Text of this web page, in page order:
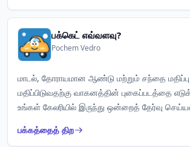
பக்கெட் எவ்வளவு?
Pochem Vedro
மாடல், தோராயமான ஆண்டு மற்றும் சந்தை
மதிப்பிடுவதற்கு வாகனத்தின் புகைப்படத்தை
உங்கள் கேலரியில் இருந்து ஒன்றைத் தேர்வு
பக்கத்தைத் திற